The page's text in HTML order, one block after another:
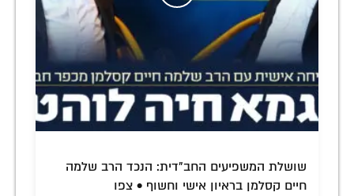
שושלת המשפיעים החב"דית: הנכד הרב שלמה
חיים קסלמן בראיון אישי וחשוף • צפו